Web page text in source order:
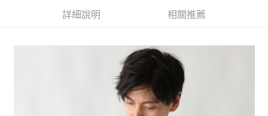
3.實際核准額度、可分期數及費用金額請依後續交易確認頁面所載為準。
4.訂單成立30分鐘內，如未前往確認交易或遇審核未通過，訂單將自動取
1.分期款項不併入電信帳單，「大哥付你分期」於每月結算日後寄送繳費提
2.透過簡訊連結打開帳單後，可選擇「超商條碼／台灣大直營門市／銀行轉
帳／街口支付／iPASS MONEY」等通路繳費。
３．安心：先確認商品／服務後，再付款。
【「AFTEE先享後付」結帳流程】
１．於結帳方式選擇「AFTEE先享後付」後，將跳轉至「AFTEE先享後付」
結帳頁面，進行簡訊認證並確認金額後，即可完成結帳。
２．訂單成立數日內，您將收到繳費通知簡訊。
３．收到繳費通知簡訊後14天內，點擊此簡訊中的連結，可透過四大超商／
每筆NT$80，滿NT$888(含以上)免運費
每筆NT$80，滿NT$888(含以上)免運費
詳細說明 相關推薦